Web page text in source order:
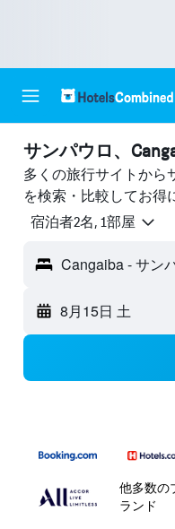
サンパウロ、
多くの旅行サイトから
を検索・比較してお得
宿泊者2名, 1​部屋
Cangaiba - サン
8月15日 土
他多数の
ランド